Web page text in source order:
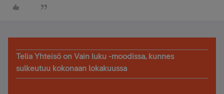
Telia Yhteisö on Vain luku -moodissa, kunnes
sulkeutuu kokonaan lokakuussa